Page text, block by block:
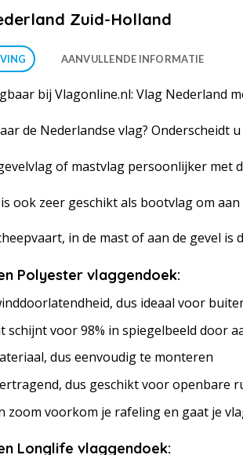
Zuid-Holland
AANVULLENDE INFORMATIE
bij Vlagonline.nl: Vlag Nederland
de Nederlandse vlag? Onderscheidt
of mastvlag persoonlijker met
ook zeer geschikt als bootvlag om
in de mast of aan de gevel
Polyester vlaggendoek:
dus ideaal voor
schijnt voor 98% in spiegelbeeld door
dus eenvoudig te monteren
dus geschikt voor openbare
zoom voorkom je rafeling en gaat je
Longlife vlaggendoek: